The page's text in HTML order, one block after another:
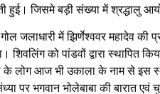
हुई। जिसमे बड़ी संख्या में श्रद्धालु
जलाधारी में झिर्णेश्ववर महादेव की
शिवलिंग को पांडवों द्वारा स्थापित
के लोग आज भी उकाला के नाम से इस
पर भगवान भोलेबाबा की बारात एवं